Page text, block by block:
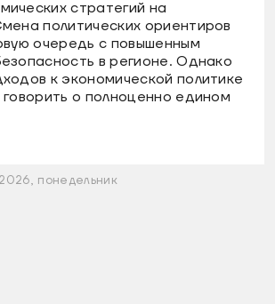
стратегий на
политических ориентиров
очередь с повышенным
в регионе. Однако
к экономической политике
говорить о полноценно едином
2026, понедельник